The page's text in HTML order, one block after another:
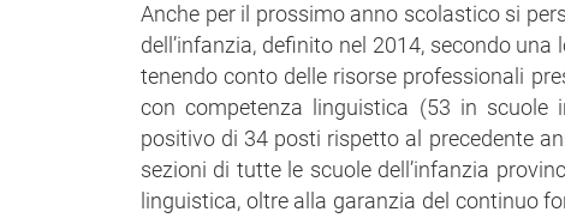
Anche per il prossimo anno scolastico si
dell’infanzia, definito nel 2014, secondo
tenendo conto delle risorse professionali
con competenza linguistica (53 in scuole
positivo di 34 posti rispetto al precedente
sezioni di tutte le scuole dell’infanzia
linguistica, oltre alla garanzia del continuo